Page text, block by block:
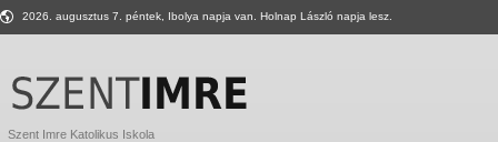
2026. augusztus 7. péntek, Ibolya napja van. Holnap László napja lesz.
Szent Imre Katolikus Iskola